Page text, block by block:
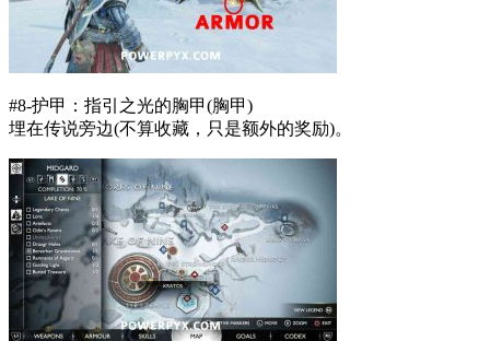
#8-护甲：指引之光的胸甲(胸甲)
埋在传说旁边(不算收藏，只是额外的奖励)。